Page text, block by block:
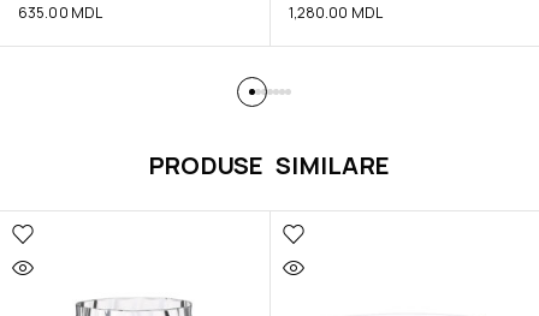
635.00 MDL 1,280.00 MDL
PRODUSE SIMILARE